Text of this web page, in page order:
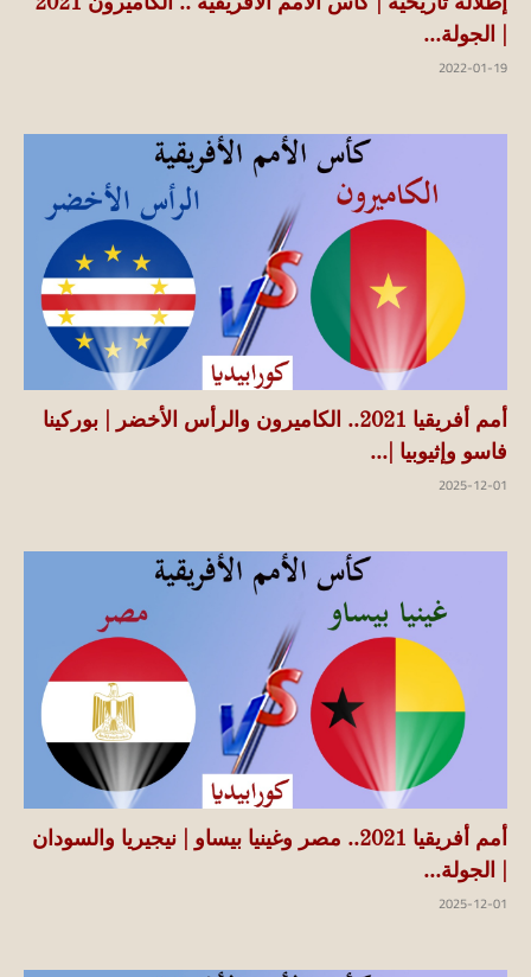
| الجولة...
2022-01-19
أمم أفريقيا 2021.. الكاميرون والرأس الأخضر | بوركينا
فاسو وإثيوبيا |...
2025-12-01
أمم أفريقيا 2021.. مصر وغينيا بيساو | نيجيريا والسودان
| الجولة...
2025-12-01